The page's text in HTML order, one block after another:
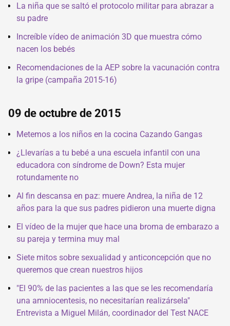
La niña que se saltó el protocolo militar para abrazar a
su padre
Increíble vídeo de animación 3D que muestra cómo
nacen los bebés
Recomendaciones de la AEP sobre la vacunación contra
la gripe (campaña 2015-16)
09 de octubre de 2015
Metemos a los niños en la cocina Cazando Gangas
¿Llevarías a tu bebé a una escuela infantil con una
educadora con síndrome de Down? Esta mujer
rotundamente no
Al fin descansa en paz: muere Andrea, la niña de 12
años para la que sus padres pidieron una muerte digna
El vídeo de la mujer que hace una broma de embarazo a
su pareja y termina muy mal
Siete mitos sobre sexualidad y anticoncepción que no
queremos que crean nuestros hijos
"El 90% de las pacientes a las que se les recomendaría
una amniocentesis, no necesitarían realizársela"
Entrevista a Miguel Milán, coordinador del Test NACE